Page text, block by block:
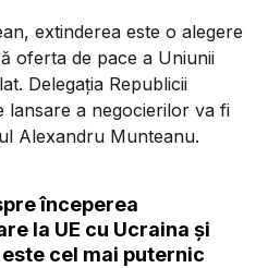
extinderea este o alegere
oferta de pace a Uniunii
Delegația Republicii
lansare a negocierilor va fi
Alexandru Munteanu.
începerea
la UE cu Ucraina și
cel mai puternic